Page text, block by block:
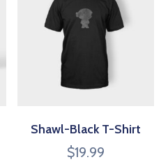
Shawl-Black T-Shirt
$19.99